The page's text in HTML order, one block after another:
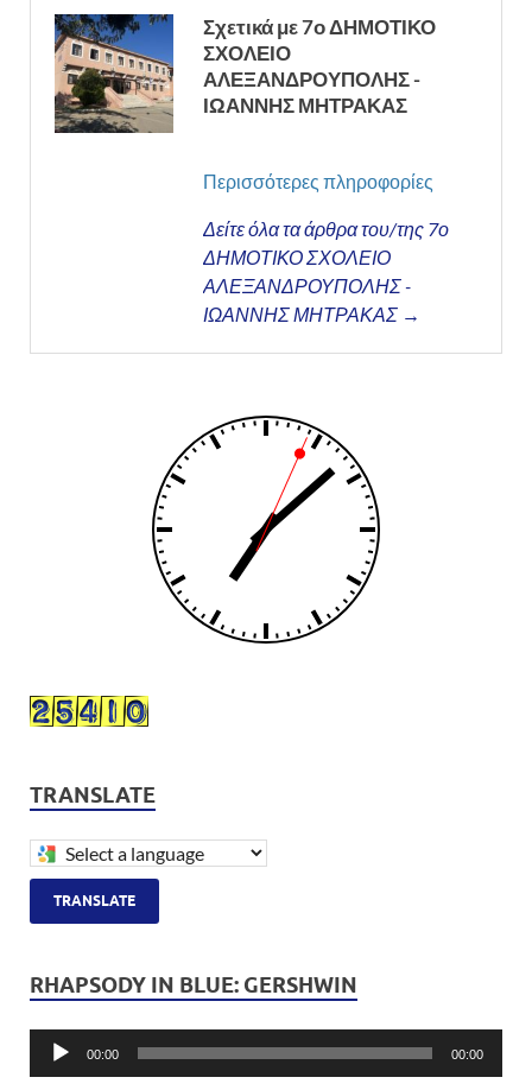
Σχετικά με 7ο ΔΗΜΟΤΙΚΟ
ΣΧΟΛΕΙΟ
ΑΛΕΞΑΝΔΡΟΥΠΟΛΗΣ -
ΙΩΑΝΝΗΣ ΜΗΤΡΑΚΑΣ
Περισσότερες πληροφορίες
Δείτε όλα τα άρθρα του/της 7ο
ΔΗΜΟΤΙΚΟ ΣΧΟΛΕΙΟ
ΑΛΕΞΑΝΔΡΟΥΠΟΛΗΣ -
ΙΩΑΝΝΗΣ ΜΗΤΡΑΚΑΣ →
TRANSLATE
TRANSLATE
RHAPSODY IN BLUE: GERSHWIN
00:00 00:00